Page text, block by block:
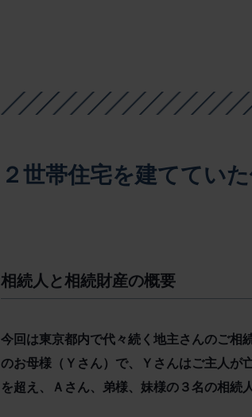
２世帯住宅を建ててい
相続人と相続財産の概要
今回は東京都内で代々続く地主さんのご相
のお母様（Ｙさん）で、Ｙさんはご主人が
を超え、Ａさん、弟様、妹様の３名の相続